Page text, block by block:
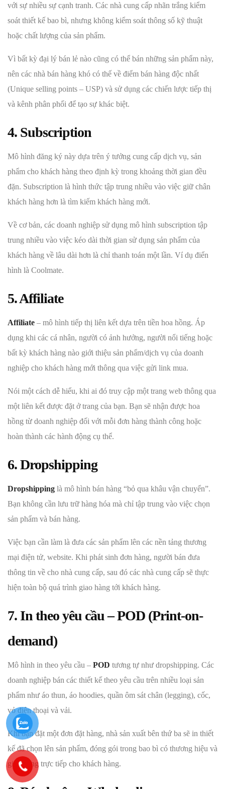
với sự nhiều sự cạnh tranh. Các nhà cung cấp nhãn trắng kiểm
soát thiết kế bao bì, nhưng không kiểm soát thông số kỹ thuật
hoặc chất lượng của sản phẩm.
Vì bất kỳ đại lý bán lẻ nào cũng có thể bán những sản phẩm này,
nên các nhà bán hàng khó có thế về điểm bán hàng độc nhất
(Unique selling points – USP) và sử dụng các chiến lược tiếp thị
và kênh phân phối để tạo sự khác biệt.
4. Subscription
Mô hình đăng ký này dựa trên ý tưởng cung cấp dịch vụ, sản
phẩm cho khách hàng theo định kỳ trong khoảng thời gian đều
đặn. Subscription là hình thức tập trung nhiều vào việc giữ chân
khách hàng hơn là tìm kiếm khách hàng mới.
Về cơ bản, các doanh nghiệp sử dụng mô hình subscription tập
trung nhiều vào việc kéo dài thời gian sử dụng sản phẩm của
khách hàng về lâu dài hơn là chỉ thanh toán một lần. Ví dụ điển
hình là Coolmate.
5. Affiliate
Affiliate – mô hình tiếp thị liên kết dựa trên tiền hoa hồng. Áp
dụng khi các cá nhân, người có ảnh hưởng, người nổi tiếng hoặc
bất kỳ khách hàng nào giới thiệu sản phẩm/dịch vụ của doanh
nghiệp cho khách hàng mới thông qua việc gửi link mua.
Nói một cách dễ hiểu, khi ai đó truy cập một trang web thông qua
một liên kết được đặt ở trang của bạn. Bạn sẽ nhận được hoa
hồng từ doanh nghiệp đối với mỗi đơn hàng thành công hoặc
hoàn thành các hành động cụ thể.
6. Dropshipping
Dropshipping là mô hình bán hàng “bỏ qua khâu vận chuyển”.
Bạn không cần lưu trữ hàng hóa mà chỉ tập trung vào việc chọn
sản phẩm và bán hàng.
Việc bạn cần làm là đưa các sản phẩm lên các nền tảng thương
mại điện tử, website. Khi phát sinh đơn hàng, người bán đưa
thông tin về cho nhà cung cấp, sau đó các nhà cung cấp sẽ thực
hiện toàn bộ quá trình giao hàng tới khách hàng.
7. In theo yêu cầu – POD (Print-on-
demand)
Mô hình in theo yêu cầu – POD tương tự như dropshipping. Các
doanh nghiệp bán các thiết kế theo yêu cầu trên nhiều loại sản
phẩm như áo thun, áo hoodies, quần ôm sát chân (legging), cốc,
vỏ điện thoại và vải.
Khi bạn đặt một đơn đặt hàng, nhà sản xuất bên thứ ba sẽ in thiết
kế đã chọn lên sản phẩm, đóng gói trong bao bì có thương hiệu và
giao hàng trực tiếp cho khách hàng.